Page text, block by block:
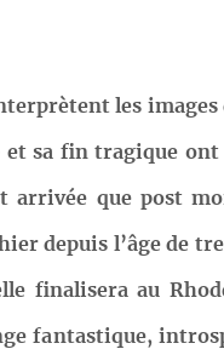
les
et sa fin tragique
arrivée que post
depuis l’âge de
finalisera au
fantastique,